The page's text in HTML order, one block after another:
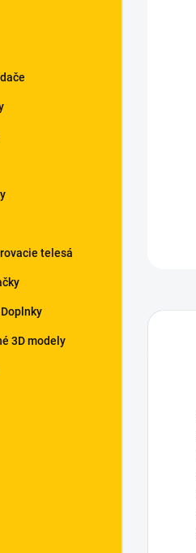
telesá
3D modely